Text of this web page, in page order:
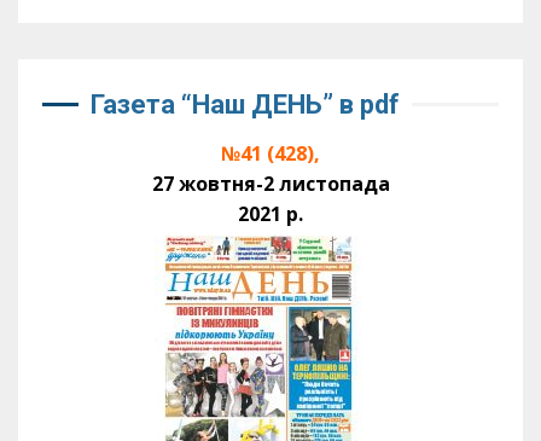
Газета “Наш ДЕНЬ” в pdf
№41 (428),
27 жовтня-2 листопада
2021 р.